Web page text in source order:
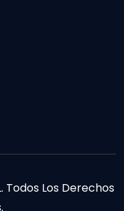
Todos Los Derechos